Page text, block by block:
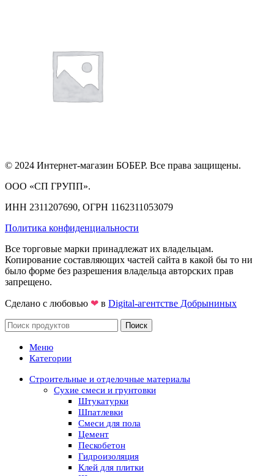
© 2024 Интернет-магазин БОБЕР. Все права защищены.
ООО «СП ГРУПП».
ИНН 2311207690, ОГРН 1162311053079
Политика конфиденциальности
Все торговые марки принадлежат их владельцам.
Копирование составляющих частей сайта в какой бы то ни
было форме без разрешения владельца авторских прав
запрещено.
Сделано с любовью ❤ в Digital-агентстве Добрыниных
Поиск
Меню
Категории
Строительные и отделочные материалы
Сухие смеси и грунтовки
Штукатурки
Шпатлевки
Смеси для пола
Цемент
Пескобетон
Гидроизоляция
Клей для плитки